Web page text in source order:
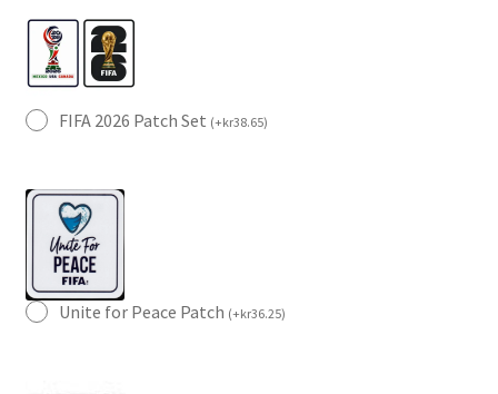
FIFA 2026 Patch Set (+kr38.65)
Unite for Peace Patch (+kr36.25)